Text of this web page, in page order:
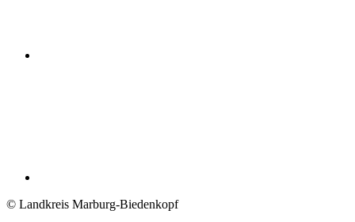
© Landkreis Marburg-Biedenkopf